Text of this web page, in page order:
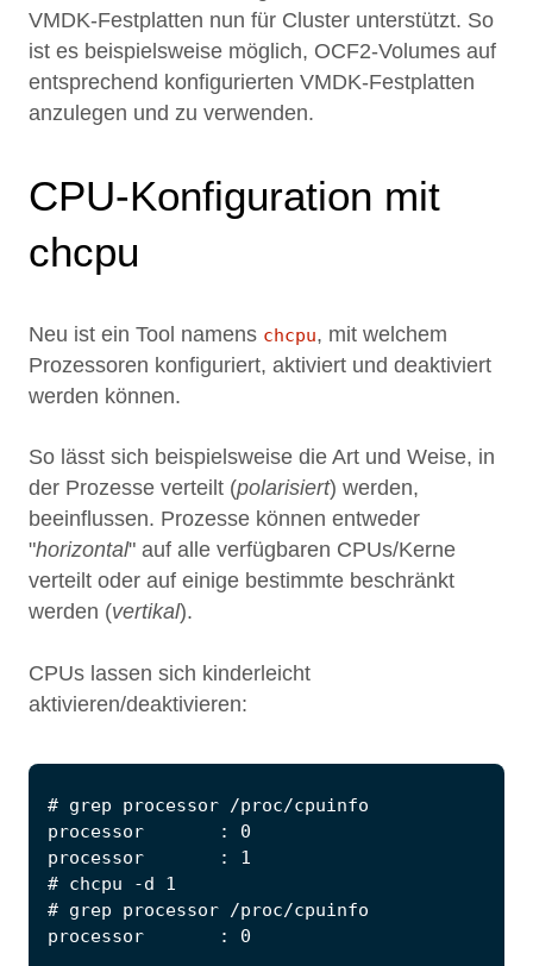
VMDK-Festplatten nun für Cluster unterstützt. So
ist es beispielsweise möglich, OCF2-Volumes auf
entsprechend konfigurierten VMDK-Festplatten
anzulegen und zu verwenden.
CPU-Konfiguration mit
chcpu
Neu ist ein Tool namens chcpu, mit welchem
Prozessoren konfiguriert, aktiviert und deaktiviert
werden können.
So lässt sich beispielsweise die Art und Weise, in
der Prozesse verteilt (polarisiert) werden,
beeinflussen. Prozesse können entweder
"horizontal" auf alle verfügbaren CPUs/Kerne
verteilt oder auf einige bestimmte beschränkt
werden (vertikal).
CPUs lassen sich kinderleicht
aktivieren/deaktivieren: